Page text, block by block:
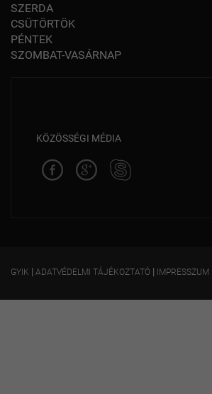
SZERDA
CSÜTÖRTÖK
PÉNTEK
SZOMBAT-VASÁRNAP
KÖZÖSSÉGI MÉDIA
GYIK | ADATVÉDELMI TÁJÉKOZTATÓ | IMPRESSZUM